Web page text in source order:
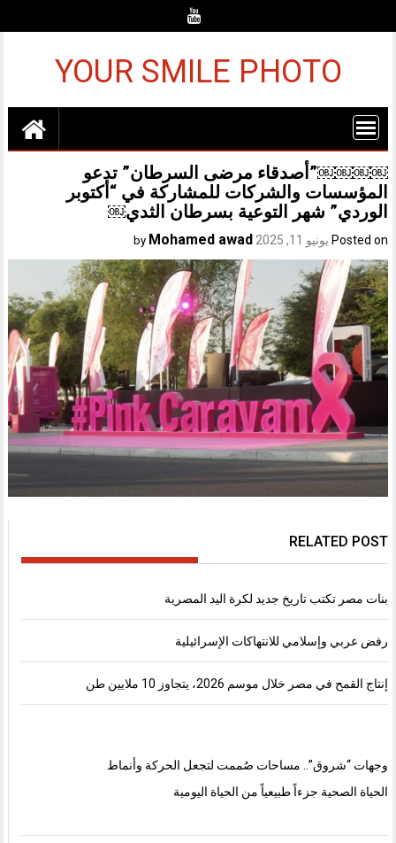
YOUR SMILE PHOTO
￼￼￼￼”أصدقاء مرضى السرطان” تدعو
المؤسسات والشركات للمشاركة في “أكتوبر
الوردي” شهر التوعية بسرطان الثدي￼
Posted on يونيو 11, 2025 Mohamed awad
RELATED POST
بنات مصر تكتب تاريخ جديد لكرة اليد المصرية
رفض عربي وإسلامي للانتهاكات الإسرائيلية
إنتاج القمح في مصر خلال موسم 2026، يتجاوز 10 ملايين طن
وجهات “شروق”.. مساحات صُممت لتجعل الحركة وأنماط
الحياة الصحية جزءاً طبيعياً من الحياة اليومية